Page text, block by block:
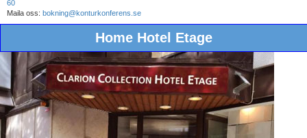
60
Maila oss: bokning@konturkonferens.se
Home Hotel Etage